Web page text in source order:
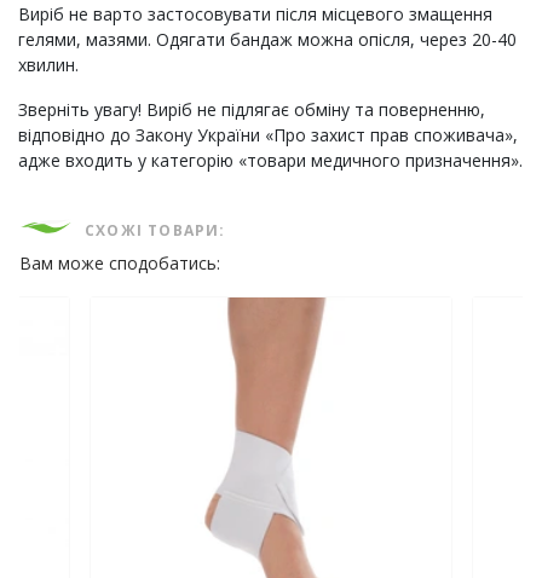
Виріб не варто застосовувати після місцевого змащення
гелями, мазями. Одягати бандаж можна опісля, через 20-40
хвилин.
Зверніть увагу! Виріб не підлягає обміну та поверненню,
відповідно до Закону України «Про захист прав споживача»,
адже входить у категорію «товари медичного призначення».
СХОЖІ ТОВАРИ:
Вам може сподобатись: